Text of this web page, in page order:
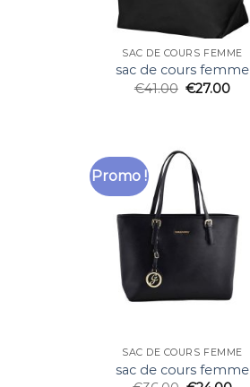
SAC DE COURS FEMME
sac de cours femme
€41.00 €27.00
Promo !
SAC DE COURS FEMME
sac de cours femme